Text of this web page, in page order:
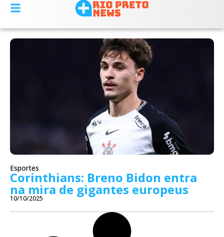
Esportes
Corinthians: Breno Bidon entra
na mira de gigantes europeus
10/10/2025